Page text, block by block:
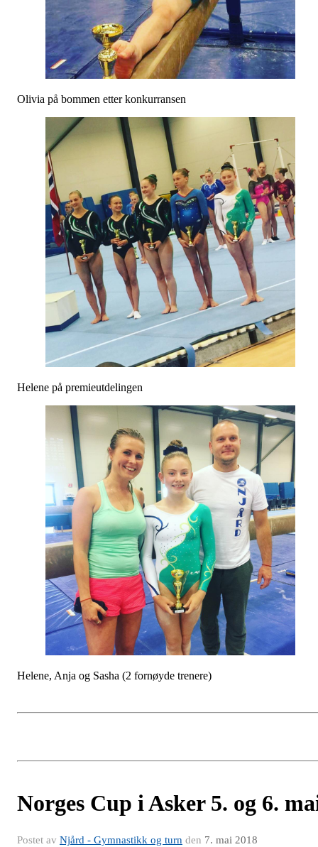
Olivia på bommen etter konkurransen
Helene på premieutdelingen
Helene, Anja og Sasha (2 fornøyde trenere)
Norges Cup i Asker 5. og 6.
Postet av Njård - Gymnastikk og turn den 7. mai 2018